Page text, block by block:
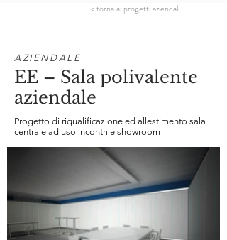
< torna ai progetti aziendali
AZIENDALE
EE – Sala polivalente
aziendale
Progetto di riqualificazione ed allestimento sala
centrale ad uso incontri e showroom